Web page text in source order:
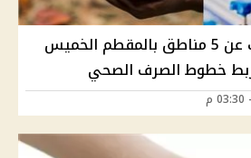
قطع المياه 8 ساعات عن 5 مناطق بالمقطم الخميس
خطوط الصرف الصحي